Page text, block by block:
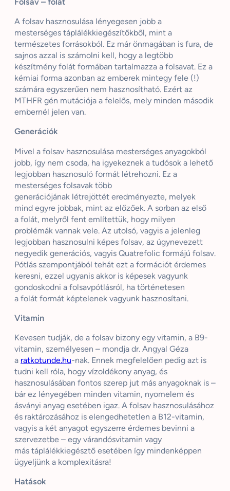
A folsav hasznosulása lényegesen jobb a
mesterséges táplálékkiegészítőkből, mint a
természetes forrásokból. Ez már önmagában is fura, de
sajnos azzal is számolni kell, hogy a legtöbb
készítmény folát formában tartalmazza a folsavat. Ez a
kémiai forma azonban az emberek mintegy fele (!)
számára egyszerűen nem hasznosítható. Ezért az
MTHFR gén mutációja a felelős, mely minden második
embernél jelen van.
Generációk
Mivel a folsav hasznosulása mesterséges anyagokból
jobb, így nem csoda, ha igyekeznek a tudósok a lehető
legjobban hasznosuló formát létrehozni. Ez a
mesterséges folsavak több
generációjának létrejöttét eredményezte, melyek
mind egyre jobbak, mint az előzőek. A sorban az első
a folát, melyről fent említettük, hogy milyen
problémák vannak vele. Az utolsó, vagyis a jelenleg
legjobban hasznosulni képes folsav, az úgynevezett
negyedik generációs, vagyis Quatrefolic formájú folsav.
Pótlás szempontjából tehát ezt a formációt érdemes
keresni, ezzel ugyanis akkor is képesek vagyunk
gondoskodni a folsavpótlásról, ha történetesen
a folát formát képtelenek vagyunk hasznosítani.
Vitamin
Kevesen tudják, de a folsav bizony egy vitamin, a B9-
vitamin, személyesen – mondja dr. Angyal Géza
a ratkotunde.hu-nak. Ennek megfelelően pedig azt is
tudni kell róla, hogy vízoldékony anyag, és
hasznosulásában fontos szerep jut más anyagoknak is –
bár ez lényegében minden vitamin, nyomelem és
ásványi anyag esetében igaz. A folsav hasznosulásához
és raktározásához is elengedhetetlen a B12-vitamin,
vagyis a két anyagot egyszerre érdemes bevinni a
szervezetbe – egy várandósvitamin vagy
más táplálékkiegésztő esetében így mindenképpen
ügyeljünk a komplexitásra!
Hatások